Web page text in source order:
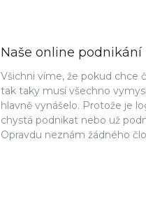
Naše online podnikání
Všichni víme, že pokud chce
tak taky musí všechno
hlavně vynášelo. Protože je
chystá podnikat nebo už
Opravdu neznám žádného